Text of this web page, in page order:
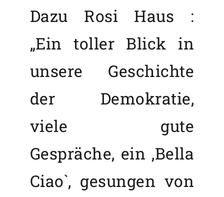
Dazu Rosi Haus :
„Ein toller Blick in
unsere Geschichte
der Demokratie,
viele gute
Gespräche, ein ‚Bella
Ciao`, gesungen von